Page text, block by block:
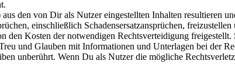
den von Dir als Nutzer eingestellten Inhalten resultieren
einschließlich Schadensersatzansprüchen, freizustellen
den Kosten der notwendigen Rechtsverteidigung
und Glauben mit Informationen und Unterlagen bei der
unberührt. Wenn Du als Nutzer die mögliche